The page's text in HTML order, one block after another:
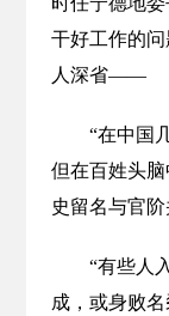
干好工作的
人深省——
“在中国
但在百姓头
史留名与官
“有些人
成，或身败